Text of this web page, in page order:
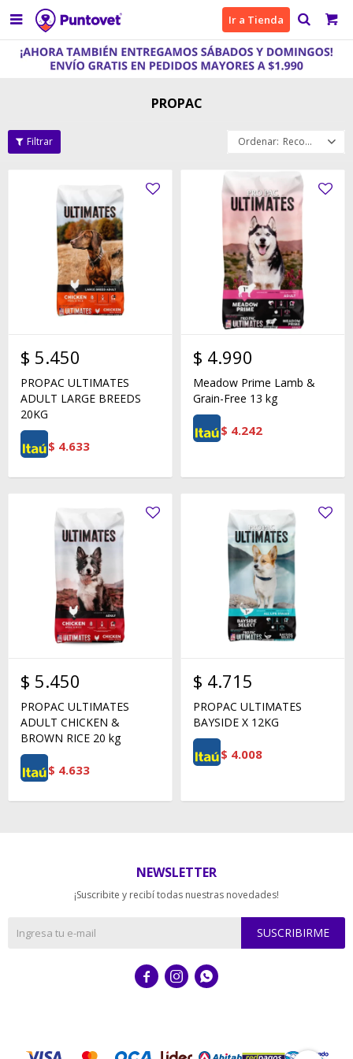
 Ir a Tienda
PROPAC
Recomendados
$ 5.450
PROPAC ULTIMATES
ADULT LARGE BREEDS
20KG
$ 4.633
$ 4.990
Meadow Prime Lamb &
Grain-Free 13 kg
$ 4.242
$ 5.450
PROPAC ULTIMATES
ADULT CHICKEN &
BROWN RICE 20 kg
$ 4.633
$ 4.715
PROPAC ULTIMATES
BAYSIDE X 12KG
$ 4.008
NEWSLETTER
¡Suscribite y recibí todas nuestras novedades!
SUSCRIBIRME
  